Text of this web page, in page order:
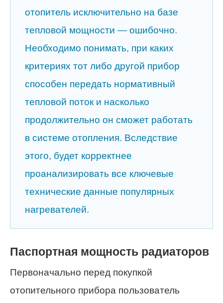
отопитель исключительно на базе
тепловой мощности — ошибочно.
Необходимо понимать, при каких
критериях тот либо другой прибор
способен передать нормативный
тепловой поток и насколько
продолжительно он сможет работать
в системе отопления. Вследствие
этого, будет корректнее
проанализировать все ключевые
технические данные популярных
нагревателей.
Паспортная мощность радиаторов
Первоначально перед покупкой
отопительного прибора пользователь